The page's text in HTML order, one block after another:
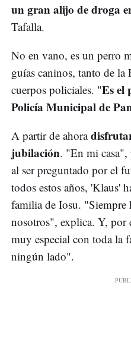
un gran alijo de droga
Tafalla.
No en vano, es un perro
guías caninos, tanto de
cuerpos policiales. "Es el
Policía Municipal de
A partir de ahora
jubilación. "En mi
al ser preguntado por el
todos estos años, 'Klaus'
familia de Iosu. "Siempre
nosotros", explica. Y, por
muy especial con toda la
ningún lado".